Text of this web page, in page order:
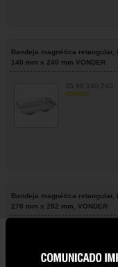
Bandeja magnética retangular,
140 mm x 240 mm VONDER
35.99.140.240
VONDER
Bandeja magnética retangular,
270 mm x 292 mm, VONDER